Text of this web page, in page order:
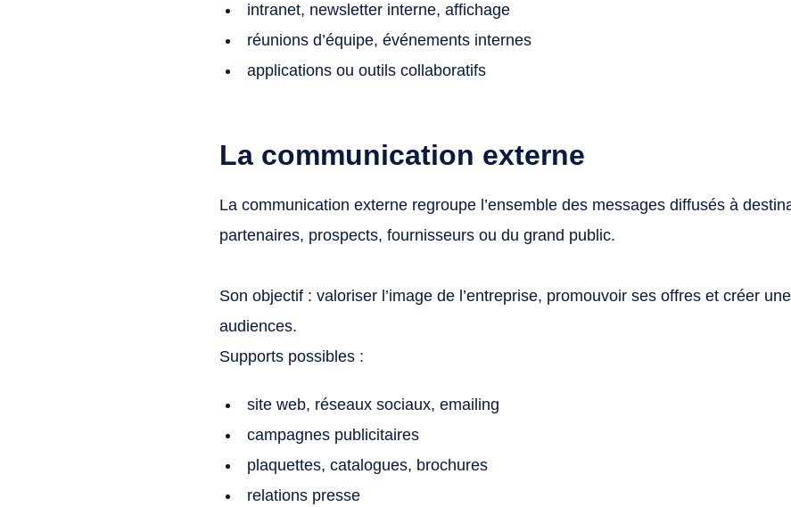
intranet, newsletter interne, affichage
réunions d’équipe, événements internes
applications ou outils collaboratifs
La communication externe
La communication externe regroupe l’ensemble des messages diffusés à
partenaires, prospects, fournisseurs ou du grand public.
Son objectif : valoriser l’image de l’entreprise, promouvoir ses offres et créer
audiences.
Supports possibles :
site web, réseaux sociaux, emailing
campagnes publicitaires
plaquettes, catalogues, brochures
relations presse